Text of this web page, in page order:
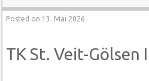
Posted on 13. Mai 2026
TK St. Veit-Gölsen